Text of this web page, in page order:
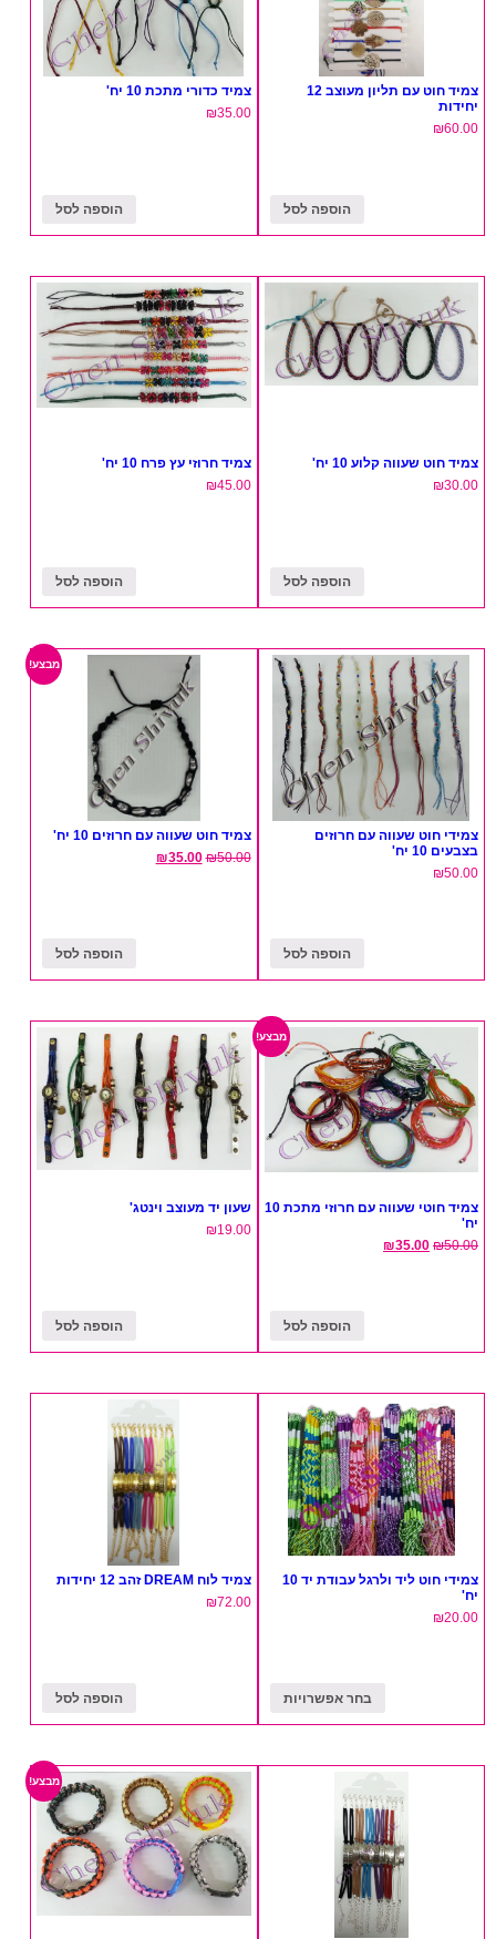
צמיד חוט עם תליון מעוצב 12
יחידות
₪60.00
הוספה לסל
צמיד כדורי מתכת 10 יח'
₪35.00
הוספה לסל
צמיד חוט שעווה קלוע 10 יח'
₪30.00
הוספה לסל
צמיד חרוזי עץ פרח 10 יח'
₪45.00
הוספה לסל
צמידי חוט שעווה עם חרוזים
בצבעים 10 יח'
₪50.00
הוספה לסל
מבצע!
צמיד חוט שעווה עם חרוזים 10 יח'
₪50.00
₪35.00
הוספה לסל
מבצע!
צמיד חוטי שעווה עם חרוזי מתכת 10
יח'
₪50.00
₪35.00
הוספה לסל
שעון יד מעוצב וינטג'
₪19.00
הוספה לסל
צמידי חוט ליד ולרגל עבודת יד 10
יח'
₪20.00
בחר אפשרויות
צמיד לוח DREAM זהב 12 יחידות
₪72.00
הוספה לסל
מבצע!